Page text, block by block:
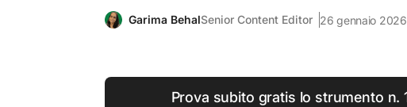
Garima BehalSenior Content Editor 26 gennaio 2026
Prova subito gratis lo strumento n.